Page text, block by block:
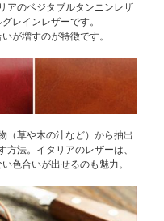
アのベジタブルタンニンレザ
レインレザーです。
が増すのが特徴です。
（草や木の汁など）から抽出
法。イタリアのレザーは、
色合いが出せるのも魅力。